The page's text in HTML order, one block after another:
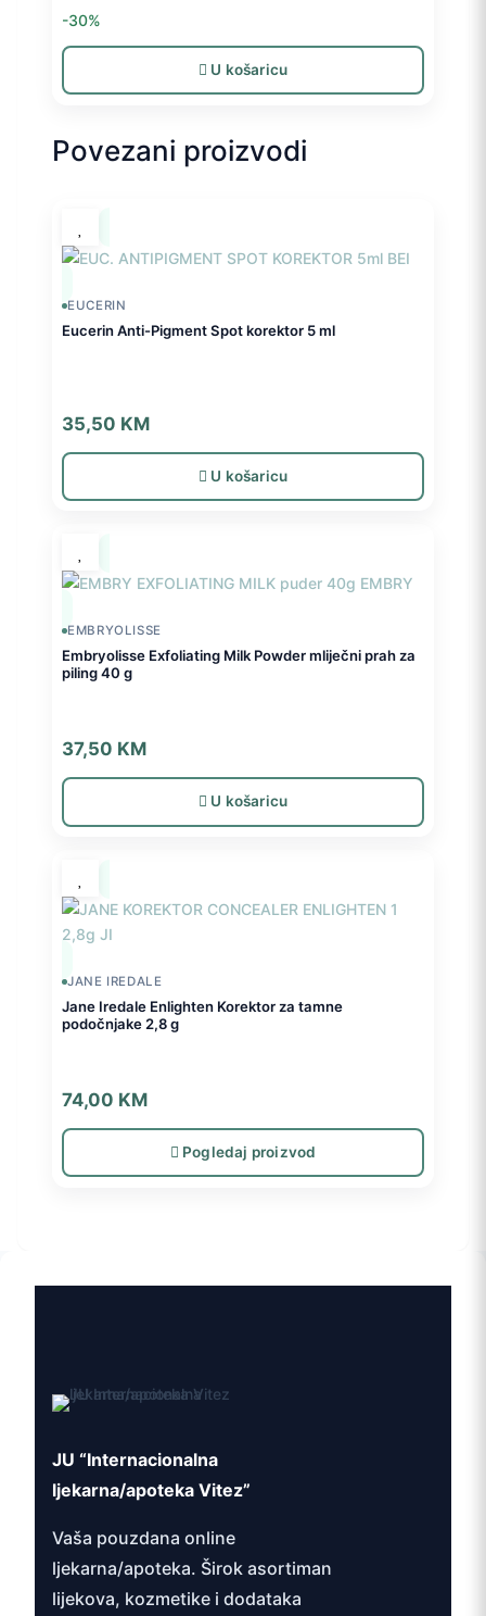
31,50 KM.
-30%
U košaricu
Povezani proizvodi
EUCERIN
Eucerin Anti-Pigment Spot korektor 5 ml
35,50 KM
U košaricu
EMBRYOLISSE
Embryolisse Exfoliating Milk Powder mliječni prah za
piling 40 g
37,50 KM
U košaricu
JANE IREDALE
Jane Iredale Enlighten Korektor za tamne
podočnjake 2,8 g
74,00 KM
Pogledaj proizvod
JU “Internacionalna
ljekarna/apoteka Vitez”
Vaša pouzdana online
ljekarna/apoteka. Širok asortiman
lijekova, kozmetike i dodataka